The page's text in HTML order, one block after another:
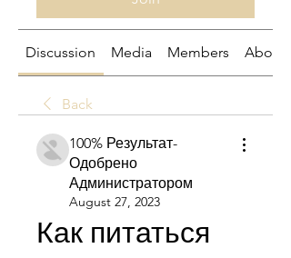
Discussion Media Members About
Back
100% Результат-
Одобрено
Администратором
August 27, 2023
Как питаться